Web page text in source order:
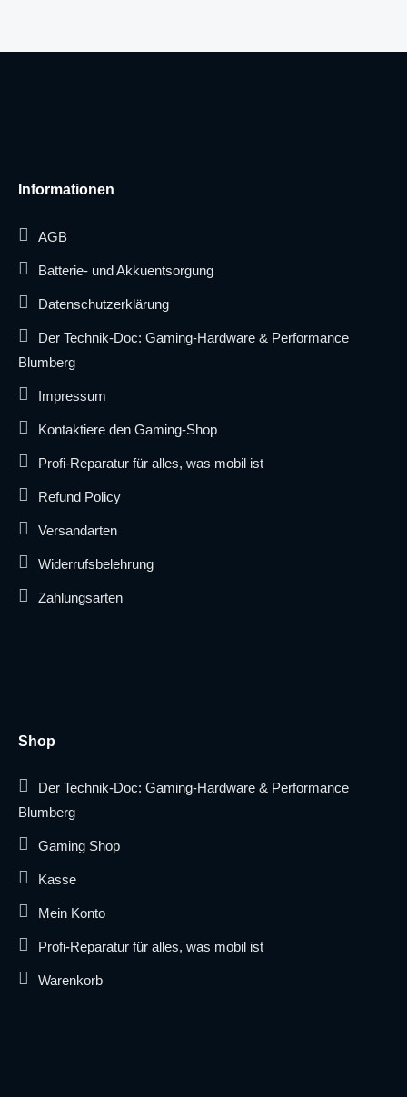
Informationen
AGB
Batterie- und Akkuentsorgung
Datenschutzerklärung
Der Technik-Doc: Gaming-Hardware & Performance
Blumberg
Impressum
Kontaktiere den Gaming-Shop
Profi-Reparatur für alles, was mobil ist
Refund Policy
Versandarten
Widerrufsbelehrung
Zahlungsarten
Shop
Der Technik-Doc: Gaming-Hardware & Performance
Blumberg
Gaming Shop
Kasse
Mein Konto
Profi-Reparatur für alles, was mobil ist
Warenkorb